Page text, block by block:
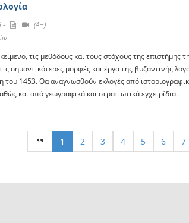
-
(A+)
τις μεθόδους και τους στόχους της επιστήμης
σημαντικότερες μορφές και έργα της βυζαντινής
1453. Θα αναγνωσθούν εκλογές από
και από γεωγραφικά και στρατιωτικά εγχειρίδια.
1 2 3 4 5 6 7